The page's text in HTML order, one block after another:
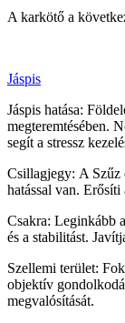
A karkötő a
Jáspis
Jáspis hatása:
megteremtésében.
segít a stressz
Csillagjegy: A Szűz
hatással van. Erősíti
Csakra: Leginkább
és a stabilitást.
Szellemi terület:
objektív
megvalósítását.